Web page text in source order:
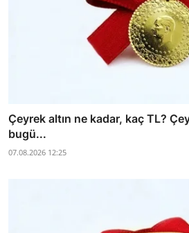
Çeyrek altın ne kadar, kaç TL?
bugü...
07.08.2026 12:25